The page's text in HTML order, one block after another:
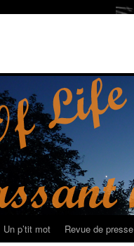
Un p’tit mot Revue de presse